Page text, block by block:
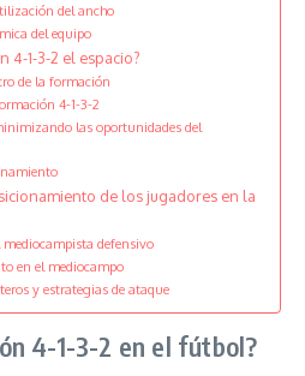
del ancho
del equipo
4-1-3-2 el espacio?
de la formación
4-1-3-2
las oportunidades del
de los jugadores en la
mediocampista defensivo
en el mediocampo
y estrategias de ataque
4-1-3-2 en el fútbol?